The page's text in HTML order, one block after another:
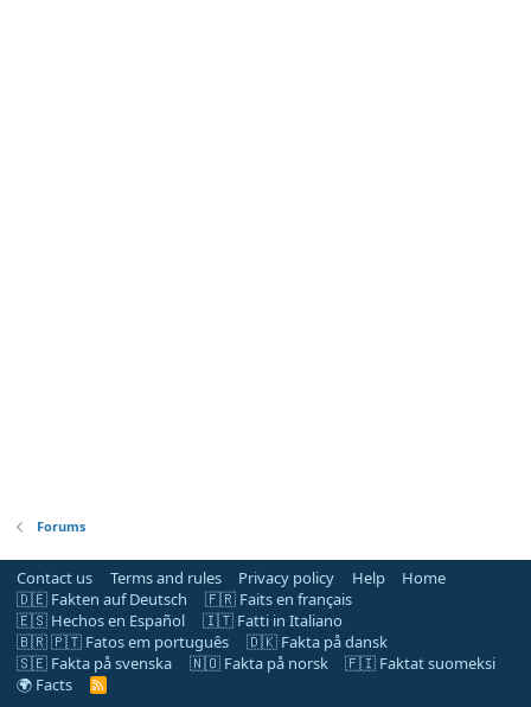
Forums
Contact us Terms and rules Privacy policy Help
Home
🇩🇪 Fakten auf Deutsch
🇫🇷 Faits en français
🇪🇸 Hechos en Español
🇮🇹 Fatti in Italiano
🇧🇷 🇵🇹 Fatos em português
🇩🇰 Fakta på dansk
🇸🇪 Fakta på svenska
🇳🇴 Fakta på norsk
🇫🇮 Faktat suomeksi
🌍 Facts
R